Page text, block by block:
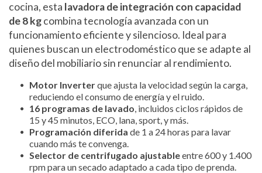
cocina, esta lavadora de integración con capacidad
de 8 kgcombina tecnología avanzada con un
funcionamiento eficiente y silencioso. Ideal para
quienes buscan un electrodoméstico que se adapte al
diseño del mobiliario sin renunciar al rendimiento.
Motor Inverterque ajusta la velocidad según la carga,
reduciendo el consumo de energía y el ruido.
16 programas de lavado , incluidos ciclos rápidos de
15 y 45 minutos, ECO, lana, sport, y más.
Programación diferida de 1 a 24 horas para lavar
cuando más te convenga.
Selector de centrifugado ajustableentre 600 y 1.400
rpm para un secado adaptado a cada tipo de prenda.